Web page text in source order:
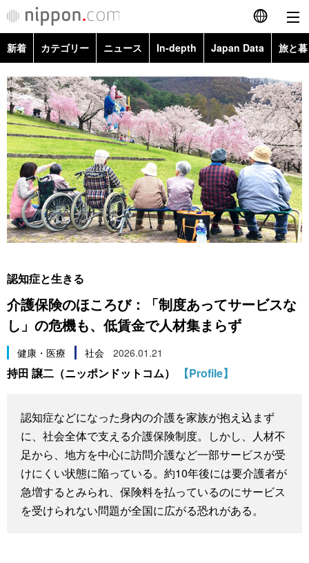
English
简体字
繁體字
Français
Español
العربية
カテゴリー
政治・外交
経済・ビジネス
社会
文化
科学・技術
スポーツ・東京2020
ニュース
トップ
In-depth
旅と暮らし
動画/Live
Books
Topics
Images
新着 カテゴリー ニュース In-depth Japan Data 旅と
政治・外交
経済・ビジネス
国際・海外
社会
文化
スポーツ・東京2020
Topics
Images
People
東京
お知らせ
認知症と生きる
介護保険のほころび：「制度あってサービスな
し」の危機も、低賃金で人材集まらず
健康・医療 社会 2026.01.21
持田 譲二（ニッポンドットコム） 【Profile】
認知症などになった身内の介護を家族が抱え込まず
に、社会全体で支える介護保険制度。しかし、人材不
足から、地方を中心に訪問介護など一部サービスが受
けにくい状態に陥っている。約10年後には要介護者が
急増するとみられ、保険料を払っているのにサービス
を受けられない問題が全国に広がる恐れがある。